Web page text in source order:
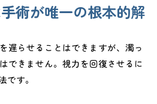
術が唯一の根本的解
遅らせることはできますが、濁っ
できません。視力を回復させるに
す。